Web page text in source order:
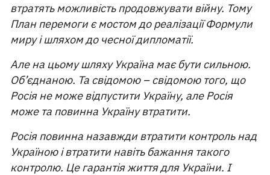
втратять можливість продовжувати війну. Тому
План перемоги є мостом до реалізації Формули
миру і шляхом до чесної дипломатії.
Але на цьому шляху Україна має бути сильною.
Об’єднаною. Та свідомою – свідомою того, що
Росія не може відпустити Україну, але Росія
може та повинна Україну втратити.
Росія повинна назавжди втратити контроль над
Україною і втратити навіть бажання такого
контролю. Це гарантія життя для України. І